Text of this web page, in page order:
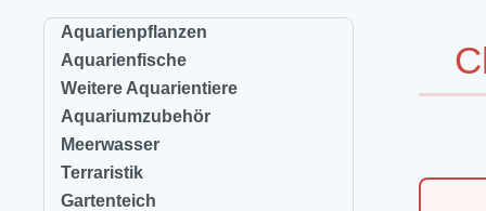
Aquarienpflanzen
Aquarienfische
Weitere Aquarientiere
Aquariumzubehör
Meerwasser
Terraristik
Gartenteich